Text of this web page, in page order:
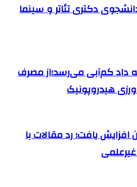
دکتری تئاتر و سینما
داد کم‌آبی می‌رسد؛از مصرف
هیدروپونیک
افزایش یافت؛ رد مقالات با